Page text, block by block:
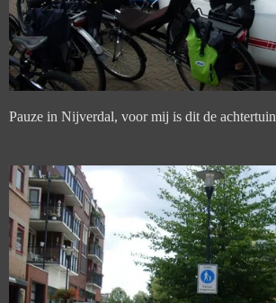
Pauze in Nijverdal, voor mij is dit de achtertuin